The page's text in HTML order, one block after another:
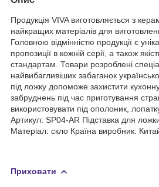
Продукція VIVA виготовляється з
найкращих матеріалів для
Головною відмінністю продукції є
пропозиції в кожній серії, а також
стандартам. Товари розроблені
найвибагливіших забаганок
під ложку допоможе захистити
забруднень під час приготування
використовувати під ополоник,
Артикул: SP04-AR Підставка для
Матеріал: скло Країна виробник:
Приховати